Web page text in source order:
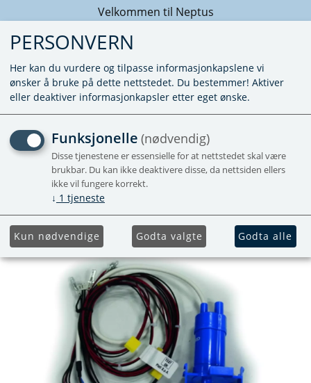
Velkommen til Neptus
LEDNINGSNETT SC260S
PERSONVERN
Her kan du vurdere og tilpasse informasjonkapslene vi
ønsker å bruke på dette nettstedet. Du bestemmer! Aktiver
eller deaktiver informasjonkapsler etter eget ønske.
Funksjonelle (nødvendig)
Disse tjenestene er essensielle for at nettstedet skal være
brukbar. Du kan ikke deaktivere disse, da nettsiden ellers
ikke vil fungere korrekt.
↓ 1 tjeneste
Kun nødvendige Godta valgte Godta alle